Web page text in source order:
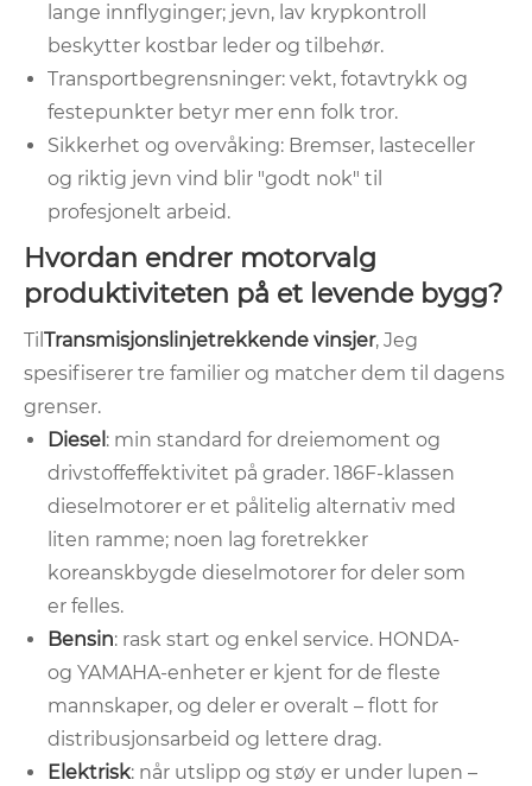
lange innflyginger; jevn, lav krypkontroll
beskytter kostbar leder og tilbehør.
Transportbegrensninger: vekt, fotavtrykk og
festepunkter betyr mer enn folk tror.
Sikkerhet og overvåking: Bremser, lasteceller
og riktig jevn vind blir "godt nok" til
profesjonelt arbeid.
Hvordan endrer motorvalg
produktiviteten på et levende bygg?
Til Transmisjonslinjetrekkende vinsjer, Jeg
spesifiserer tre familier og matcher dem til dagens
grenser.
Diesel : min standard for dreiemoment og
drivstoffeffektivitet på grader. 186F-klassen
dieselmotorer er et pålitelig alternativ med
liten ramme; noen lag foretrekker
koreanskbygde dieselmotorer for deler som
er felles.
Bensin: rask start og enkel service. HONDA-
og YAMAHA-enheter er kjent for de fleste
mannskaper, og deler er overalt – flott for
distribusjonsarbeid og lettere drag.
Elektrisk: når utslipp og støy er under lupen –